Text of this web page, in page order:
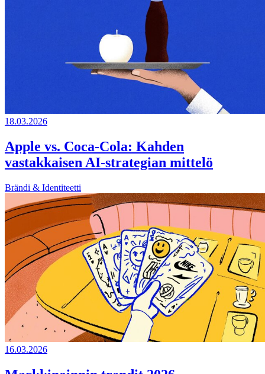
18.03.2026
Apple vs. Coca-Cola: Kahden
vastakkaisen AI-strategian mittelö
Brändi & Identiteetti
16.03.2026